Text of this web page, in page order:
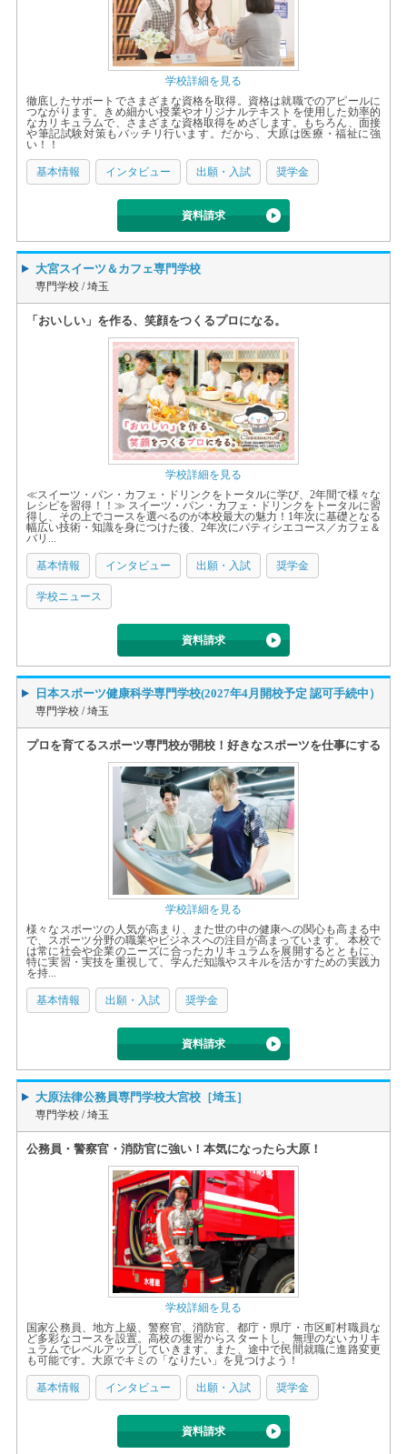
学校詳細を見る
徹底したサポートでさまざまな資格を取得。資格は就職でのアピールに
つながります。きめ細かい授業やオリジナルテキストを使用した効率的
なカリキュラムで、さまざまな資格取得をめざします。もちろん、面接
や筆記試験対策もバッチリ行います。だから、大原は医療・福祉に強
い！！
基本情報 インタビュー 出願・入試 奨学金
資料請求
大宮スイーツ＆カフェ専門学校
専門学校 /埼玉
「おいしい」を作る、笑顔をつくるプロになる。
学校詳細を見る
≪スイーツ・パン・カフェ・ドリンクをトータルに学び、2年間で様々な
レシピを習得！！≫ スイーツ・パン・カフェ・ドリンクをトータルに習
得し、その上でコースを選べるのが本校最大の魅力！1年次に基礎となる
幅広い技術・知識を身につけた後、2年次にパティシエコース／カフェ＆
バリ...
基本情報 インタビュー 出願・入試 奨学金
学校ニュース
資料請求
日本スポーツ健康科学専門学校(2027年4月開校予定 認可手続中）
専門学校 /埼玉
プロを育てるスポーツ専門校が開校！好きなスポーツを仕事にする
学校詳細を見る
様々なスポーツの人気が高まり、また世の中の健康への関心も高まる中
で、スポーツ分野の職業やビジネスへの注目が高まっています。 本校で
は常に社会や企業のニーズに合ったカリキュラムを展開するとともに、
特に実習・実技を重視して、学んだ知識やスキルを活かすための実践力
を持...
基本情報 出願・入試 奨学金
資料請求
大原法律公務員専門学校大宮校［埼玉］
専門学校 /埼玉
公務員・警察官・消防官に強い！本気になったら大原！
学校詳細を見る
国家公務員、地方上級、警察官、消防官、都庁・県庁・市区町村職員な
ど多彩なコースを設置。高校の復習からスタートし、無理のないカリキ
ュラムでレベルアップしていきます。また、途中で民間就職に進路変更
も可能です。大原でキミの「なりたい」を見つけよう！
基本情報 インタビュー 出願・入試 奨学金
資料請求